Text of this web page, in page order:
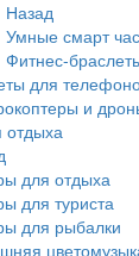
Назад
Умные смарт
Фитнес-
для
и
отдыха
для отдыха
для туриста
для рыбалки